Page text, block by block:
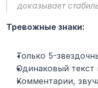
доказывает
Тревожные знаки:
Только 5-
Одинаковый текст
Комментарии,